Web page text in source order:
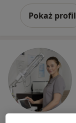
Pokaż profil